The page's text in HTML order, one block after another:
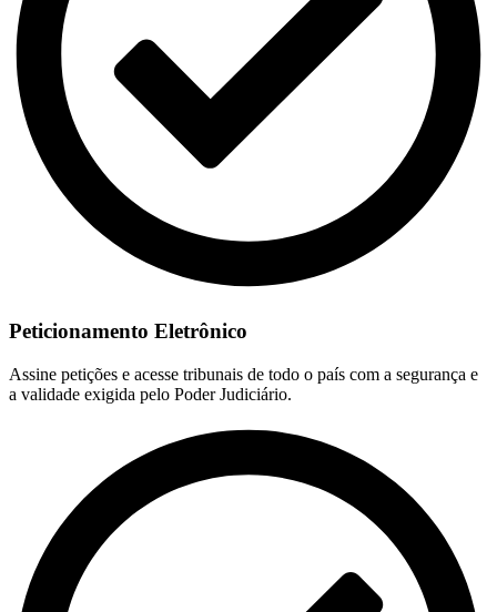
Peticionamento Eletrônico
Assine petições e acesse tribunais de todo o país com a segurança e
a validade exigida pelo Poder Judiciário.